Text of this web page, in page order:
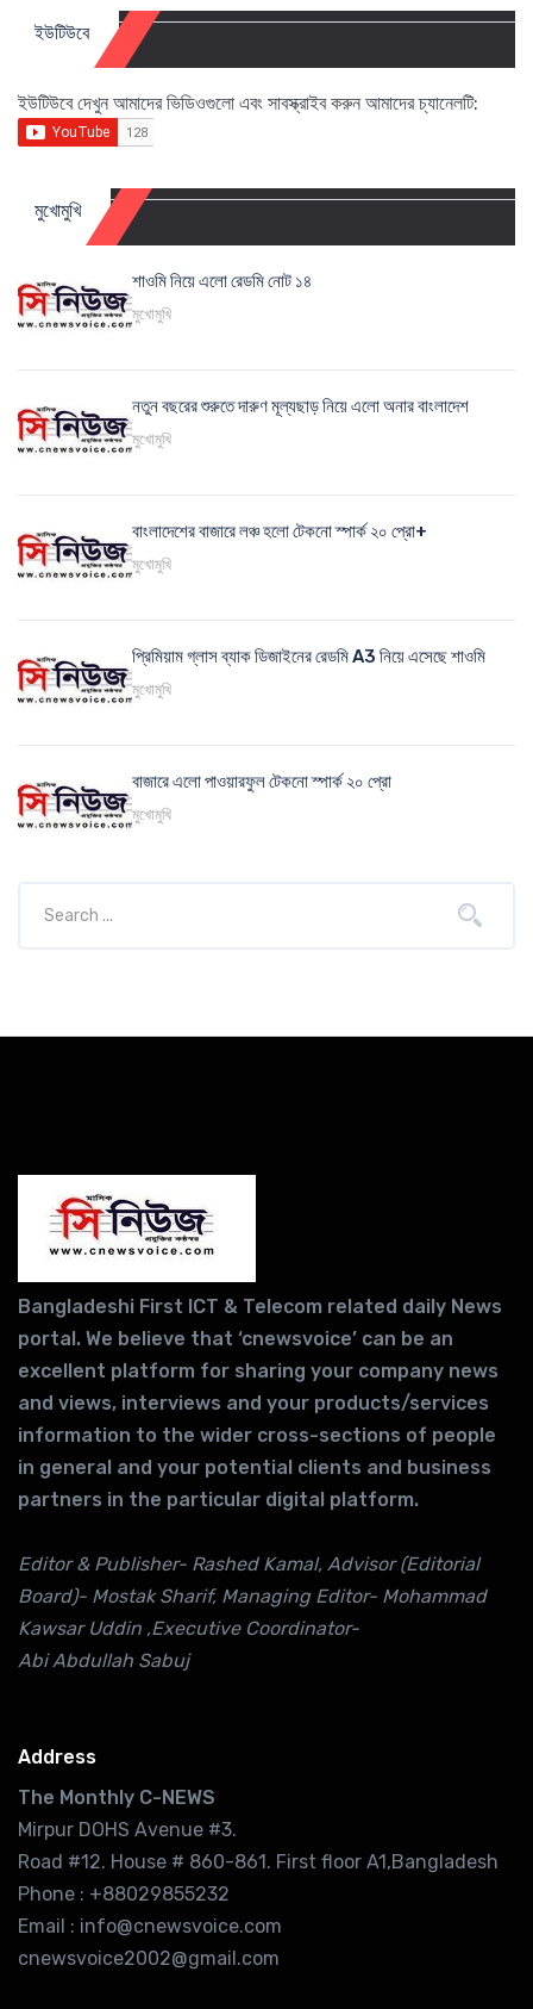
ইউটিউবে
ইউটিউবে দেখুন আমাদের ভিডিওগুলো এবং সাবস্ক্রাইব করুন আমাদের চ্যানেলটি:
মুখোমুখি
শাওমি নিয়ে এলো রেডমি নোট ১৪
মুখোমুখি
নতুন বছরের শুরুতে দারুণ মূল্যছাড় নিয়ে এলো অনার বাংলাদেশ
মুখোমুখি
বাংলাদেশের বাজারে লঞ্চ হলো টেকনো স্পার্ক ২০ প্রো+
মুখোমুখি
প্রিমিয়াম গ্লাস ব্যাক ডিজাইনের রেডমি A3 নিয়ে এসেছে শাওমি
মুখোমুখি
বাজারে এলো পাওয়ারফুল টেকনো স্পার্ক ২০ প্রো
মুখোমুখি
Bangladeshi First ICT & Telecom related daily News
portal. We believe that ‘cnewsvoice’ can be an
excellent platform for sharing your company news
and views, interviews and your products/services
information to the wider cross-sections of people
in general and your potential clients and business
partners in the particular digital platform.
Editor & Publisher- Rashed Kamal, Advisor (Editorial
Board)- Mostak Sharif, Managing Editor- Mohammad
Kawsar Uddin ,Executive Coordinator-
Abi Abdullah Sabuj
Address
The Monthly C-NEWS
Mirpur DOHS Avenue #3.
Road #12. House # 860-861. First floor A1,Bangladesh
Phone : +88029855232
Email : info@cnewsvoice.com
cnewsvoice2002@gmail.com